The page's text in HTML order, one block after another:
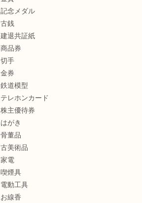
記念メダル
古銭
建退共証紙
商品券
切手
金券
鉄道模型
テレホンカード
株主優待券
はがき
骨董品
古美術品
家電
喫煙具
電動工具
お線香